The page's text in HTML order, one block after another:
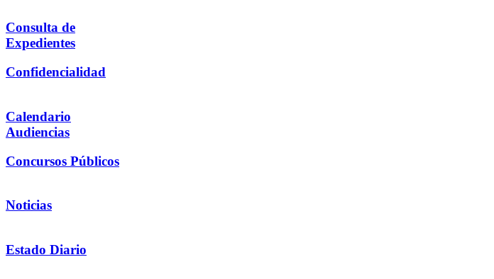
Consulta de
Expedientes
Confidencialidad
Calendario
Audiencias
Concursos Públicos
Noticias
Estado Diario